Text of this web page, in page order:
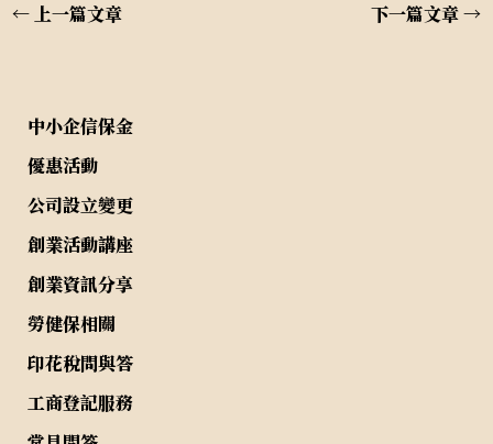
←上一篇文章 下一篇文章→
中小企信保金
優惠活動
公司設立變更
創業活動講座
創業資訊分享
勞健保相關
印花稅問與答
工商登記服務